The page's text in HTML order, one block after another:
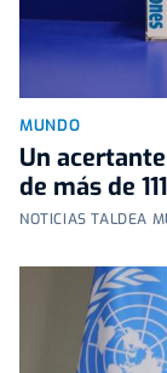
MUNDO
Un
de más de
NOTICIAS TALDEA